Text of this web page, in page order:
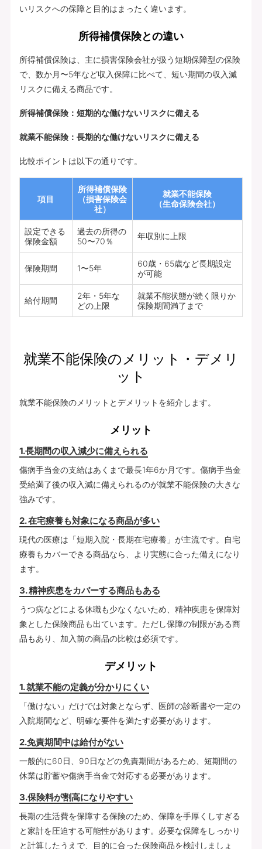
いリスクへの保障と目的はまったく違います。
所得補償保険との違い
所得補償保険は、主に損害保険会社が扱う短期保障型の保険
で、数か月〜5年など収入保障に比べて、短い期間の収入減
リスクに備える商品です。
所得補償保険：短期的な働けないリスクに備える
就業不能保険：長期的な働けないリスクに備える
比較ポイントは以下の通りです。
項目
所得補償保険
（損害保険会
社）
就業不能保険
（生命保険会社）
設定できる
保険金額
過去の所得の
50〜70％
年収別に上限
保険期間 1〜5年
60歳・65歳など長期設定
が可能
給付期間
2年・5年な
どの上限
就業不能状態が続く限りか
保険期間満了まで
就業不能保険のメリット・デメリ
ット
就業不能保険のメリットとデメリットを紹介します。
メリット
1.長期間の収入減少に備えられる
傷病手当金の支給はあくまで最長1年6か月です。傷病手当金
受給満了後の収入減に備えられるのが就業不能保険の大きな
強みです。
2. 在宅療養も対象になる商品が多い
現代の医療は「短期入院・長期在宅療養」が主流です。自宅
療養もカバーできる商品なら、より実態に合った備えになり
ます。
3. 精神疾患をカバーする商品もある
うつ病などによる休職も少なくないため、精神疾患を保障対
象とした保険商品も出ています。ただし保障の制限がある商
品もあり、加入前の商品の比較は必須です。
デメリット
1. 就業不能の定義が分かりにくい
「働けない」だけでは対象とならず、医師の診断書や一定の
入院期間など、明確な要件を満たす必要があります。
2.免責期間中は給付がない
一般的に60日、90日などの免責期間があるため、短期間の
休業は貯蓄や傷病手当金で対応する必要があります。
3.保険料が割高になりやすい
長期の生活費を保障する保険のため、保障を手厚くしすぎる
と家計を圧迫する可能性があります。必要な保障をしっかり
と計算したうえで、目的に合った保険商品を検討しましょ